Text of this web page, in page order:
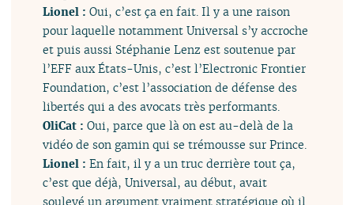
Lionel :Oui, c’est ça en fait. Il y a une raison
pour laquelle notamment Universal s’y accroche
et puis aussi Stéphanie Lenz est soutenue par
l’EFF aux États-Unis, c’est l’Electronic Frontier
Foundation, c’est l’association de défense des
libertés qui a des avocats très performants.
OliCat : Oui, parce que là on est au-delà de la
vidéo de son gamin qui se trémousse sur Prince.
Lionel :En fait, il y a un truc derrière tout ça,
c’est que déjà, Universal, au début, avait
soulevé un argument vraiment stratégique où il